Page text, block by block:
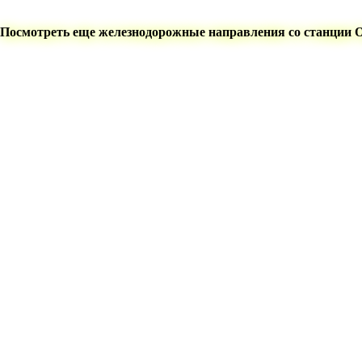
Посмотреть еще железнодорожные направления со станции